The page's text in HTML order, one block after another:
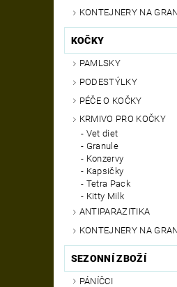
KONTEJNERY NA
KOČKY
PAMLSKY
PODESTÝLKY
PÉČE O KOČKY
KRMIVO PRO KOČKY
Vet diet
Granule
Konzervy
Kapsičky
Tetra Pack
Kitty Milk
ANTIPARAZITIKA
KONTEJNERY NA
SEZONNÍ ZBOŽÍ
PÁNÍČCI